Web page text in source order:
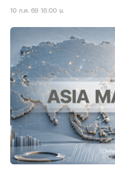
10 ก.ค. 69 16:00 น.